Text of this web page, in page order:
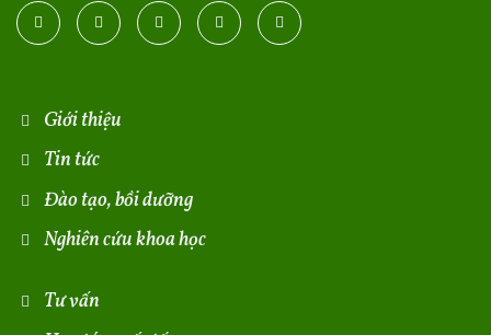
Giới thiệu
Tin tức
Đào tạo, bồi dưỡng
Nghiên cứu khoa học
Tư vấn